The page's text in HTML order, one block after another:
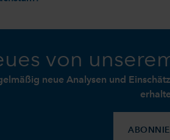
von
neue Analysen und